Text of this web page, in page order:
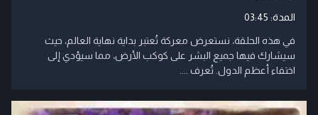
المدة: 03:45
في هذه الحلقة، نستعرض معركة تُعتبر بداية نهاية العالم، حيث
سيشارك فيها جميع البشر على كوكب الأرض، مما سيؤدي إلى
اختفاء أعظم الدول. تُعرف ....